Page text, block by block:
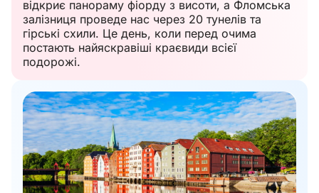
відкриє панораму фіорду з висоти, а Фломська
залізниця проведе нас через 20 тунелів та
гірські схили. Це день, коли перед очима
постають найяскравіші краєвиди всієї
подорожі.